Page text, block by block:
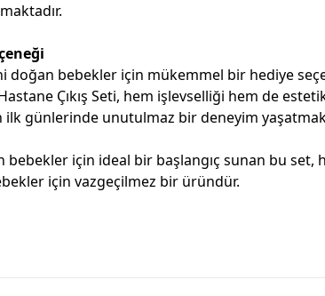
doğan bebekler için mükemmel bir hediye
Çıkış Seti, hem işlevselliği hem de estetik
ilk günlerinde unutulmaz bir deneyim
bebekler için ideal bir başlangıç sunan bu set,
için vazgeçilmez bir üründür.